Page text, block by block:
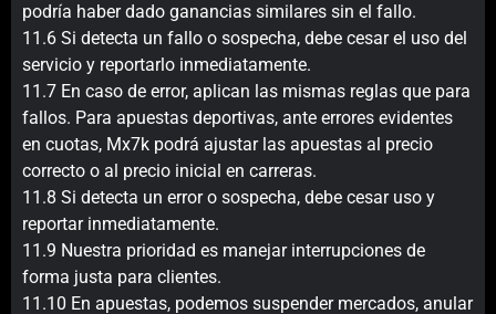
podría haber dado ganancias similares sin el fallo.
11.6 Si detecta un fallo o sospecha, debe cesar el uso del
servicio y reportarlo inmediatamente.
11.7 En caso de error, aplican las mismas reglas que para
fallos. Para apuestas deportivas, ante errores evidentes
en cuotas, Mx7k podrá ajustar las apuestas al precio
correcto o al precio inicial en carreras.
11.8 Si detecta un error o sospecha, debe cesar uso y
reportar inmediatamente.
11.9 Nuestra prioridad es manejar interrupciones de
forma justa para clientes.
11.10 En apuestas, podemos suspender mercados, anular